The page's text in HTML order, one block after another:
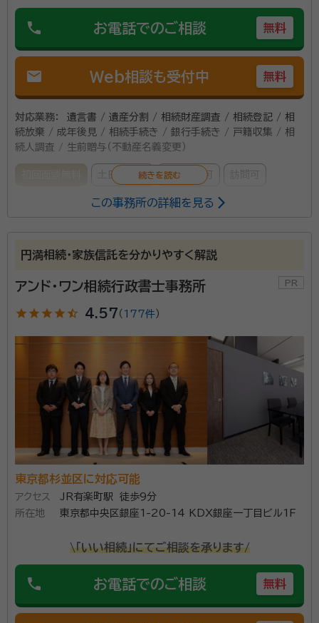
phone お電話でのご相談 無料
mail Web相談も受付中 無料
対応業務：
遺言書 / 遺産分割 / 相続財産調査 / 相続登記 / 相
続放棄 / 成年後見 / 相続手続き / 銀行手続き / 戸籍収集 / 相
続人調査 / 生前贈与（不動産名義変更）
土日相談可 電話相談可 訪問可
オンライン面談可 女性スタッフ対応可
経歴：
相続業務歴15年
深野 友和（ふかの ともかず）
事務所口コミ（抜粋）：
account_circle 満足度 5.0
ご利用時期：2026/5
面談の感想
共働きのため、日曜日に自宅まで来ていただき、助かりました。説明もわ
かりやすく、費用も明確だったのでそのままお願いすることにいたしまし
た。
契約後の感想
依頼後の質問や要望にも素早く対応していただけ、何度でも回答してく
ださること。
相続のご相談は【完全無料】。【横浜駅徒歩5分】 横浜市内で財
産・不動産の相続・相続放棄・終活にお悩みの方はお気軽にご相
談ください。 相続の相談実績年間約1,000件。豊富な相談実績
資格等：司法書士、行政書士、相続診断士
この事務所の詳細を見る
円満相続・家族信託を分かりやすく解説
アンド・ワン相続行政書士事務所
star star star star star_half 4.57 （ 177件 ）
東京都杉並区に対応可能
アクセス
JR有楽町駅 徒歩9分
所在地
東京都中央区銀座1-20-14 KDX銀座一丁目ビル1F
\「いい相続」にてご相談を承ります/
phone お電話でのご相談 無料